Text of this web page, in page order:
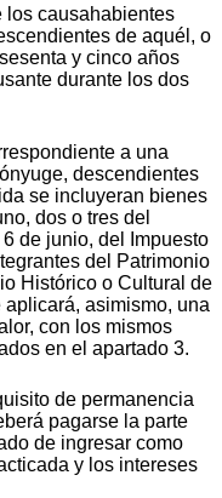
los causahabientes
de aquél, o
y cinco años
durante los dos
a una
descendientes
se incluyeran bienes
dos o tres del
de junio, del Impuesto
del Patrimonio
Histórico o Cultural de
aplicará, asimismo, una
con los mismos
en el apartado 3.
de permanencia
pagarse la parte
de ingresar como
y los intereses